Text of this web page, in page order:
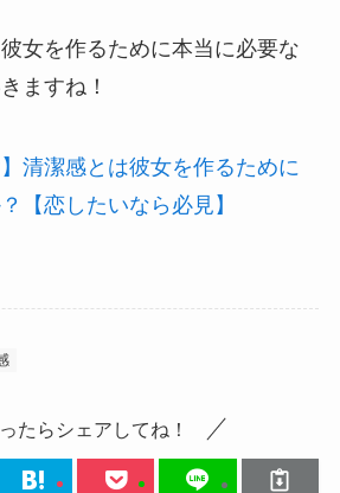
女を作るために本当に必要な
ますね！
】清潔感とは彼女を作るために
【恋したいなら必見】
たらシェアしてね！